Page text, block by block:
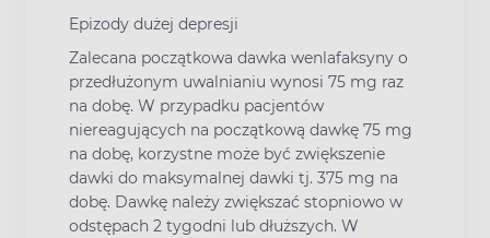
Epizody dużej depresji
Zalecana początkowa dawka wenlafaksyny o
przedłużonym uwalnianiu wynosi 75 mg raz
na dobę. W przypadku pacjentów
niereagujących na początkową dawkę 75 mg
na dobę, korzystne może być zwiększenie
dawki do maksymalnej dawki tj. 375 mg na
dobę. Dawkę należy zwiększać stopniowo w
odstępach 2 tygodni lub dłuższych. W